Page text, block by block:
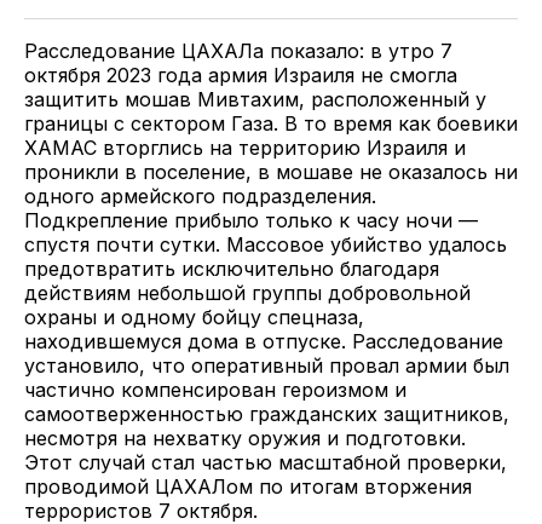
TwitterFacebookTelegramподелитесь
ссылкой
Расследование ЦАХАЛа показало: в утро 7
октября 2023 года армия Израиля не смогла
защитить мошав Мивтахим, расположенный у
границы с сектором Газа. В то время как боевики
ХАМАС вторглись на территорию Израиля и
проникли в поселение, в мошаве не оказалось ни
одного армейского подразделения.
Подкрепление прибыло только к часу ночи —
спустя почти сутки. Массовое убийство удалось
предотвратить исключительно благодаря
действиям небольшой группы добровольной
охраны и одному бойцу спецназа,
находившемуся дома в отпуске. Расследование
установило, что оперативный провал армии был
частично компенсирован героизмом и
самоотверженностью гражданских защитников,
несмотря на нехватку оружия и подготовки.
Этот случай стал частью масштабной проверки,
проводимой ЦАХАЛом по итогам вторжения
террористов 7 октября.